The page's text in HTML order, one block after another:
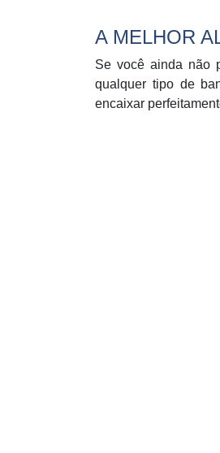
A MELHOR
Se você ainda não
qualquer tipo de
encaixar